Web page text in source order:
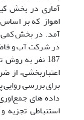
آمد. در بخش کمی،
در شرکت آب و
187 نفر به
اعتباربخشی، از
برای بررسی
داده های
استنباطی